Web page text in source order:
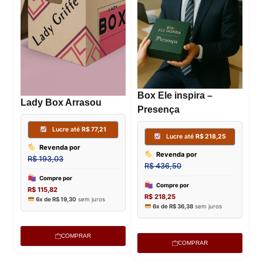
Lady Box Arrasou
COMPRAR
Box Ele inspira –
Presença
COMPRAR